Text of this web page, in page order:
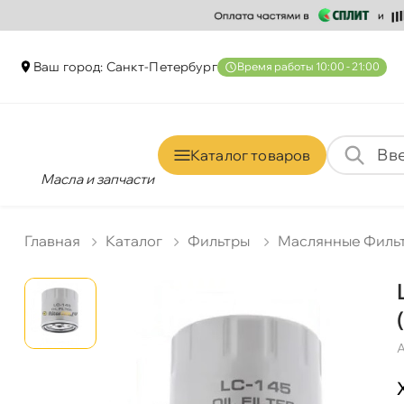
аш город: Санкт-Петербур ремя работы 10:00 - 21:00
Масла и запчасти
Каталог товаро
Главная Катало Фильтры Маслянные